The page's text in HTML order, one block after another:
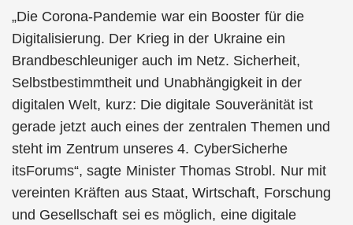
„Die Corona-Pandemie war ein Booster für die
Digitalisierung. Der Krieg in der Ukraine ein
Brandbeschleuniger auch im Netz. Sicherheit,
Selbstbestimmtheit und Unabhängigkeit in der
digitalen Welt, kurz: Die digitale Souveränität ist
gerade jetzt auch eines der zentralen Themen und
steht im Zentrum unseres 4. CyberSicherhe
itsForums“, sagte Minister Thomas Strobl. Nur mit
vereinten Kräften aus Staat, Wirtschaft, Forschung
und Gesellschaft sei es möglich, eine digitale